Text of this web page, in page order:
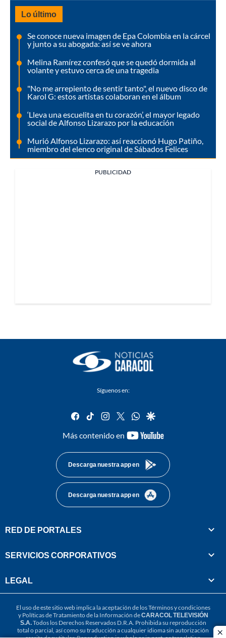
Lo último
Se conoce nueva imagen de Epa Colombia en la cárcel
y junto a su abogada: así se ve ahora
Melina Ramírez confesó que se quedó dormida al
volante y estuvo cerca de una tragedia
"No me arrepiento de sentir tanto", el nuevo disco de
Karol G: estos artistas colaboran en el álbum
‘Lleva una escuelita en tu corazón’, el mayor legado
social de Alfonso Lizarazo por la educación
Murió Alfonso Lizarazo: así reaccionó Hugo Patiño,
miembro del elenco original de Sábados Felices
PUBLICIDAD
Síguenos en:
facebook
tiktok instagram
twitterwhatsapp
google
Más contenido en
youtube-
Descarga nuestra app en
Descarga nuestra app en
RED DE PORTALES
SERVICIOS CORPORATIVOS
LEGAL
El uso de este sitio web implica la aceptación de losTérminos y condiciones
y Políticas de Tratamiento de la Información deCARACOL TELEVISIÓN
S.A.Todos los Derechos Reservados D.R.A. Prohibida su reproducción
total o parcial, así como su traducción a cualquier idioma sin autorización